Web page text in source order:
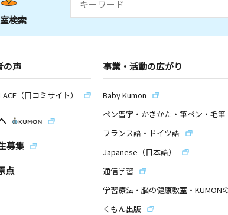
検索
の声
（口コミサイト）
募集
点
事業・活動の広がり
Baby Kumon
ペン習字・かきかた・筆ペン・毛筆
フランス語・ドイツ語
Japanese（日本語）
通信学習
学習療法・脳の健康教室・KUMON
くもん出版